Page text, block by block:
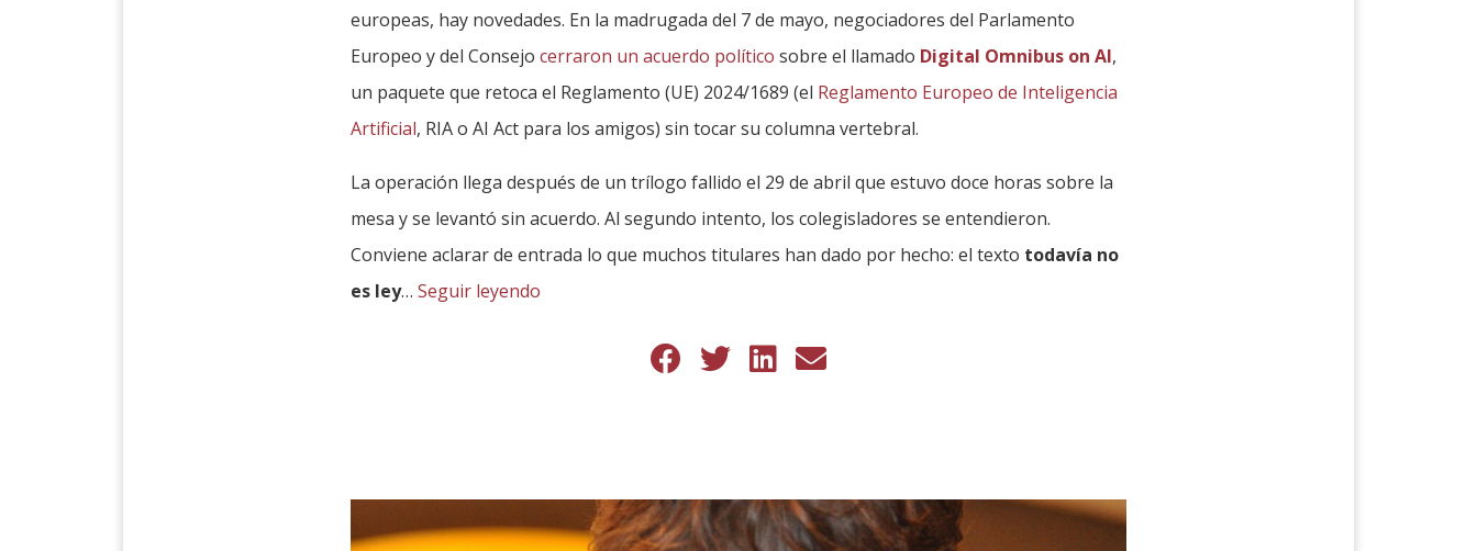
europeas, hay novedades. En la madrugada del 7 de mayo, negociadores del Parlamento
Europeo y del Consejo cerraron un acuerdo político sobre el llamado Digital Omnibus on AI,
un paquete que retoca el Reglamento (UE) 2024/1689 (el Reglamento Europeo de Inteligencia
Artificial, RIA o AI Act para los amigos) sin tocar su columna vertebral.
La operación llega después de un trílogo fallido el 29 de abril que estuvo doce horas sobre la
mesa y se levantó sin acuerdo. Al segundo intento, los colegisladores se entendieron.
Conviene aclarar de entrada lo que muchos titulares han dado por hecho: el texto todavía no
es ley…Seguir leyendo